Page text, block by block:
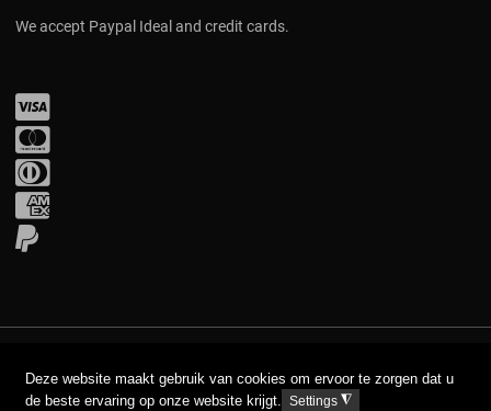
Deze website maakt gebruik van cookies om ervoor te zorgen dat u
de beste ervaring op onze website krijgt.
Settings◮
We accept Paypal Ideal and credit cards.
PayPal